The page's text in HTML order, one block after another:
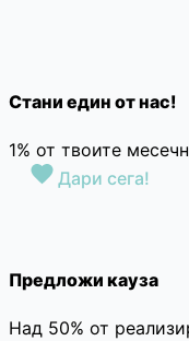
Стани един от нас!
1% от твоите
Дари сега!
Предложи кауза
Над 50% от